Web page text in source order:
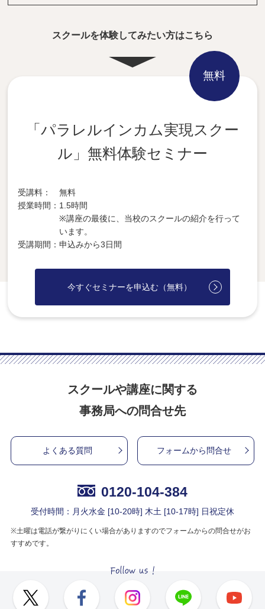
スクールを体験してみたい方はこちら
「パラレルインカム実現スクー
ル」無料体験セミナー
無料
受講料
無料
授業時間
1.5時間
※講座の最後に、当校のスクールの紹介を行って
います。
受講期間
申込みから3日間
今すぐセミナーを申込む（無料）
スクールや講座に関する
事務局への問合せ先
よくある質問 フォームから問合せ
0120-104-384
受付時間：月火水金 [10-20時] 木土 [10-17時] 日祝定休
※土曜は電話が繋がりにくい場合がありますのでフォームからの問合せがお
すすめです。